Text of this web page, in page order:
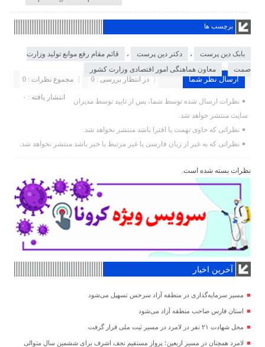
برچسب ها
بابک دین پرست ، دکتر دین پرست ،
قائم مقام رفع موانع تولید وزارت
صمت
، معاون هماهنگی امور اقتصادی وزارت کشور
ارسال نظر شما مجموع نظرات : 0 در انتظار بررسی : 0
انتشار یافته : ۰
نظرات ارسال شده توسط شما، پس از تایید توسط مدیران
سایت منتشر خواهد شد.
نظراتی که حاوی تهمت یا افترا باشد منتشر نخواهد شد.
نظراتی که به غیر از زبان فارسی یا غیر مرتبط با خبر باشد منتشر نخواهد شد.
نظرات بسته شده است.
آخرین اخبار
مسیر سرمایه‌گذاری در منطقه آزاد سرخس تسهیل می‌شود
استان فارس صاحب منطقه آزاد می‌شود
محل شهادت ۲۱ نفر در لامرد در مسیر ثبت ملی قرار گرفت
لامرد همچنان در مسیر اربعین؛ پرواز مستقیم نجف اشرف برای ششمین سال متوالی